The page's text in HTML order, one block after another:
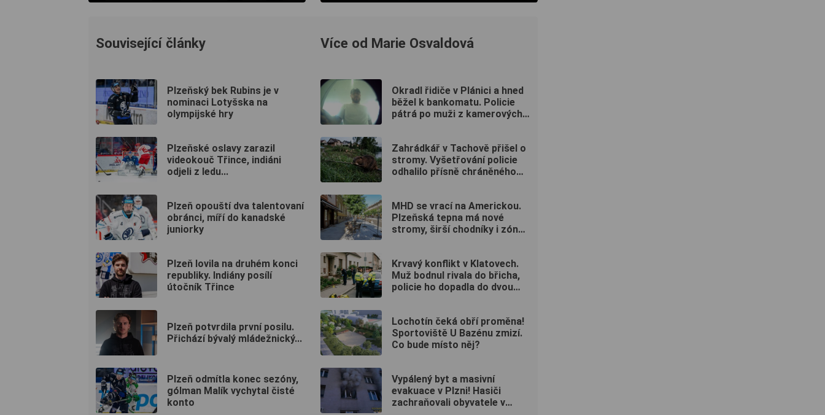
Související články
Plzeňský bek Rubins je v
nominaci Lotyšska na
olympijské hry
Plzeňské oslavy zarazil
videokouč Třince, indiáni
odjeli z ledu...
Plzeň opouští dva talentovaní
obránci, míří do kanadské
juniorky
Plzeň lovila na druhém konci
republiky. Indiány posílí
útočník Třince
Plzeň potvrdila první posilu.
Přichází bývalý mládežnický...
Plzeň odmítla konec sezóny,
gólman Malík vychytal čisté
konto
Více od Marie Osvaldová
Okradl řidiče v Plánici a hned
běžel k bankomatu. Policie
pátrá po muži z kamerových
Zahrádkář v Tachově přišel o
stromy. Vyšetřování policie
odhalilo přísně chráněného
MHD se vrací na Americkou.
Plzeňská tepna má nové
stromy, širší chodníky i zónu
Krvavý konflikt v Klatovech.
Muž bodnul rivala do břicha,
policie ho dopadla do dvou
Lochotín čeká obří proměna!
Sportoviště U Bazénu zmizí.
Co bude místo něj?
Vypálený byt a masivní
evakuace v Plzni! Hasiči
zachraňovali obyvatele v